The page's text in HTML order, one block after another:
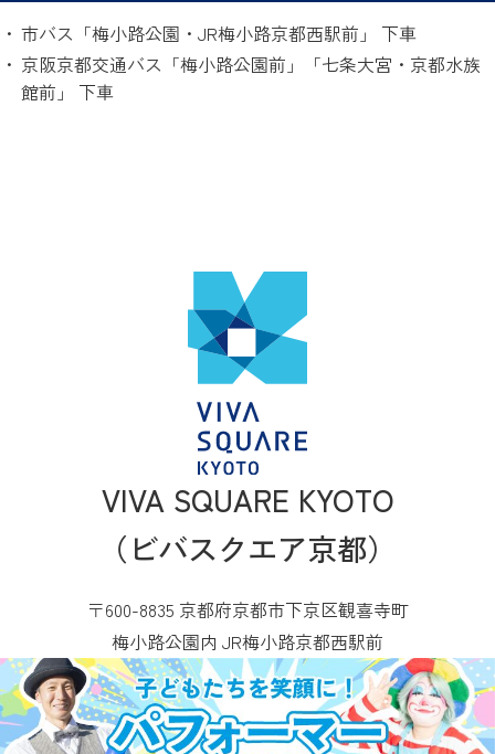
市バス「梅小路公園・JR梅小路京都西駅前」 下車
京阪京都交通バス「梅小路公園前」「七条大宮・京都水族
館前」 下車
VIVA SQUARE KYOTO
（ビバスクエア京都）
〒600-8835 京都府京都市下京区観喜寺町
梅小路公園内 JR梅小路京都西駅前